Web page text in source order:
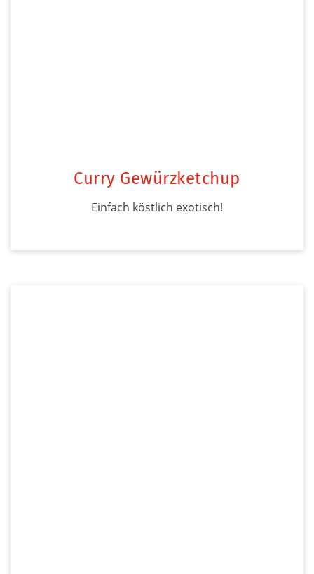
Curry Gewürzketchup
Einfach köstlich exotisch!